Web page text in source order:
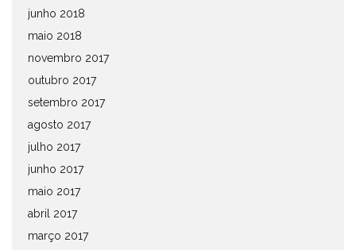
junho 2018
maio 2018
novembro 2017
outubro 2017
setembro 2017
agosto 2017
julho 2017
junho 2017
maio 2017
abril 2017
março 2017